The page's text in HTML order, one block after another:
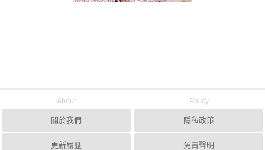
About
關於我們
更新履歷
Policy
隱私政策
免責聲明